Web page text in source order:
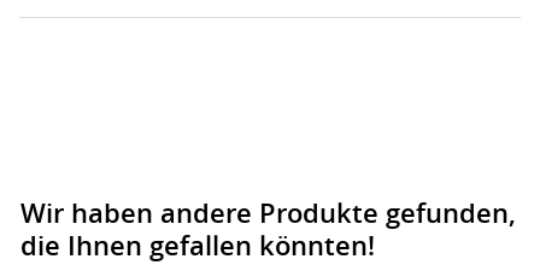
Wir haben andere Produkte gefunden,
die Ihnen gefallen könnten!